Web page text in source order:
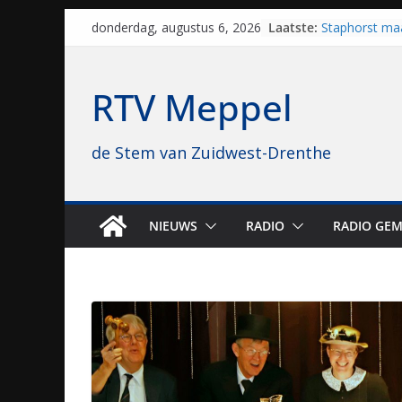
donderdag, augustus 6, 2026 Laatste: Staphorst
regio is goed
opvolgers
geruisloos
RTV Meppel
de Stem van Zuidwest-Drenthe
NIEUWS RADIO RADIO